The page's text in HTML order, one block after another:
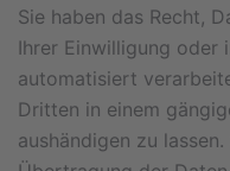
Sie haben das Recht,
Ihrer Einwilligung oder
automatisiert
Dritten in einem
aushändigen zu